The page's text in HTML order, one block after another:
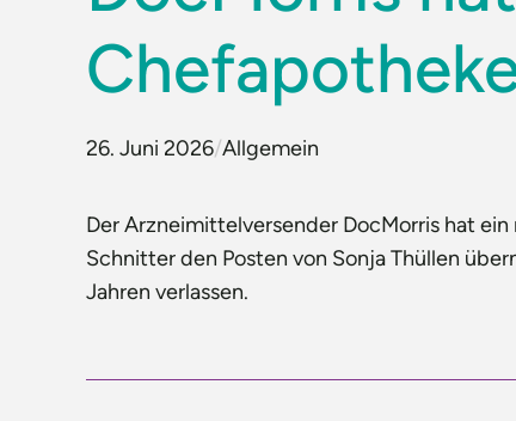
26. Juni 2026/Allgemein
Der Arzneimittelversender DocMorris hat
Schnitter den Posten von Sonja Thüllen
Jahren verlassen.